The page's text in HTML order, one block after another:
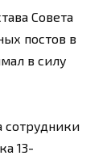
Совета
постов в
в силу
сотрудники
13-